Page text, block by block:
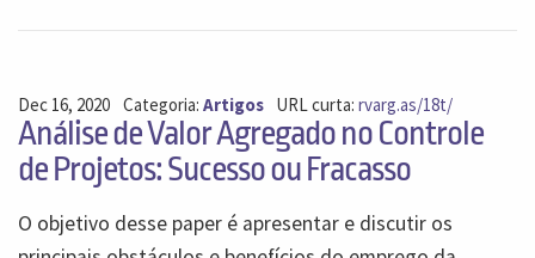
Dec 16, 2020 Categoria: Artigos URL curta:rvarg.as/18t/
Análise de Valor Agregado no Controle
de Projetos: Sucesso ou Fracasso
O objetivo desse paper é apresentar e discutir os